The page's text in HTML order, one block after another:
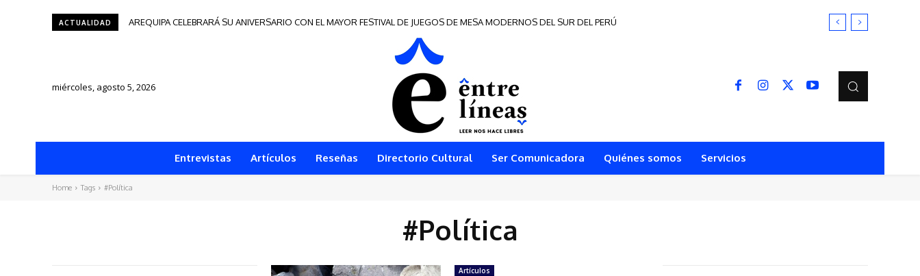
ACTUALIDAD AREQUIPA CELEBRARÁ SU ANIVERSARIO CON EL MAYOR FESTIVAL DE JUEGOS DE MESA MODERNOS DEL SUR DEL PERÚ
miércoles, agosto 5, 2026
Entrevistas Artículos Reseñas Directorio Cultural Ser Comunicadora Quiénes somos Servicios
Home Tags #Política
#Política
Artículos